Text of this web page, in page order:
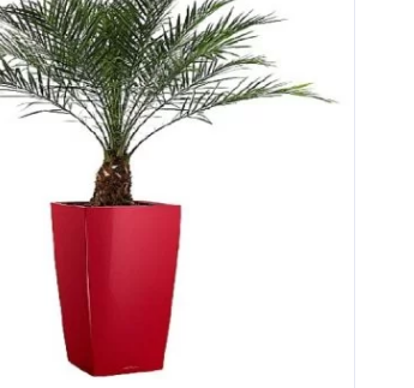
выбрать
на
странице
товара.